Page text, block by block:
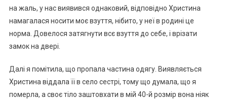
на жаль, у нас виявився однаковий, відповідно Христина
намагалася носити моє взуття, нібито, у неї в родині це
норма. Довелося затягнути всє взуття до себе, і врізати
замок на двері.
Далі я помітила, що пропала частина одягу. Виявляється
Христина віддала її в село сестрі, тому що думала, що я
померла, а своє тіло заштовхати в мій 40-й розмір вона ніяк